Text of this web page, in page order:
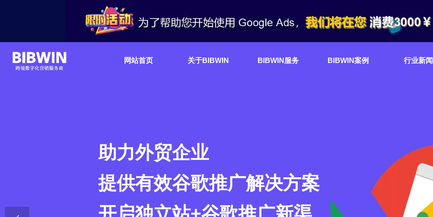
网站首页 关于BIBWIN BIBWIN服务 BIBWIN案例 行业新闻
助力外贸企业
提供有效谷歌推广解决方案